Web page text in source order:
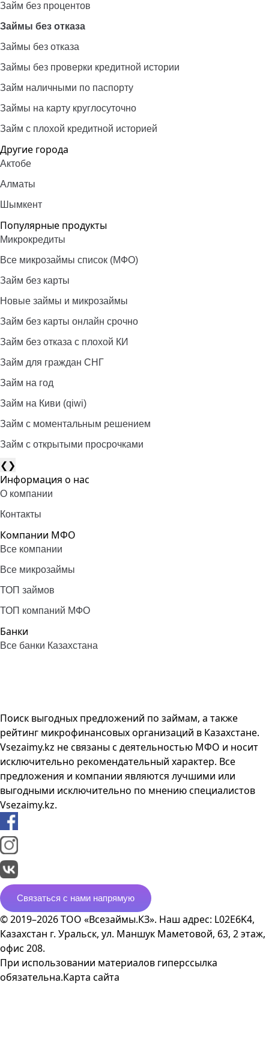
Займ без процентов
Займы без отказа
Займы без отказа
Займы без проверки кредитной истории
Займ наличными по паспорту
Займы на карту круглосуточно
Займ с плохой кредитной историей
Другие города
Актобе
Алматы
Шымкент
Популярные продукты
Микрокредиты
Все микрозаймы список (МФО)
Займ без карты
Новые займы и микрозаймы
Займ без карты онлайн срочно
Займ без отказа с плохой КИ
Займ для граждан СНГ
Займ на год
Займ на Киви (qiwi)
Займ c моментальным решением
Займ с открытыми просрочками
❮❯
Информация о нас
О компании
Контакты
Компании МФО
Все компании
Все микрозаймы
ТОП займов
ТОП компаний МФО
Банки
Все банки Казахстана
Поиск выгодных предложений по займам, а также
рейтинг микрофинансовых организаций в Казахстане.
Vsezaimy.kz не связаны с деятельностью МФО и носит
исключительно рекомендательный характер. Все
предложения и компании являются лучшими или
выгодными исключительно по мнению специалистов
Vsezaimy.kz.
Связаться с нами напрямую
© 2019–2026 ТОО «Всезаймы.КЗ». Наш адрес: L02E6K4,
Казахстан г. Уральск, ул. Маншук Маметовой, 63, 2 этаж,
офис 208.
При использовании материалов гиперссылка
обязательна.Карта сайта